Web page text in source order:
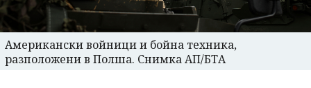
Американски войници и бойна техника,
разположени в Полша. Снимка АП/БТА